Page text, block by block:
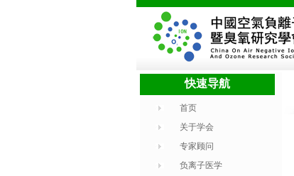
快速导航
首页
关于学会
专家顾问
负离子医学